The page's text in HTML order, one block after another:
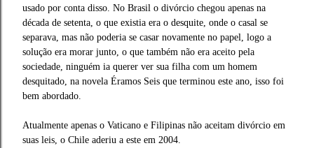
usado por conta disso. No Brasil o divórcio chegou apenas na
década de setenta, o que existia era o desquite, onde o casal se
separava, mas não poderia se casar novamente no papel, logo a
solução era morar junto, o que também não era aceito pela
sociedade, ninguém ia querer ver sua filha com um homem
desquitado, na novela Éramos Seis que terminou este ano, isso foi
bem abordado.
Atualmente apenas o Vaticano e Filipinas não aceitam divórcio em
suas leis, o Chile aderiu a este em 2004.